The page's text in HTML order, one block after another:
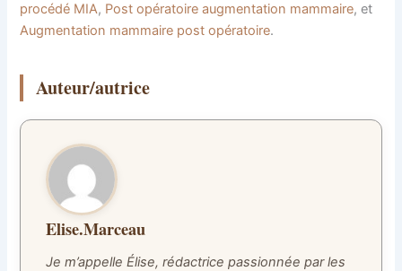
procédé MIA, Post opératoire augmentation mammaire, et
Augmentation mammaire post opératoire.
Auteur/autrice
Elise.Marceau
Je m’appelle Élise, rédactrice passionnée par les